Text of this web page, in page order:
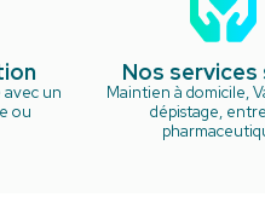
un
ou
Nos services
Maintien à domicile,
dépistage,